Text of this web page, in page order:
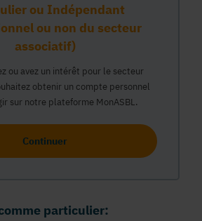
ou Indépendant
ou non du secteur
associatif)
ou avez un intérêt pour le secteur
obtenir un compte personnel
sur notre plateforme MonASBL.
Continuer
particulier: